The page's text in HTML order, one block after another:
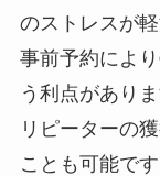
のストレスが
事前予約によ
う利点があり
リピーターの
ことも可能です